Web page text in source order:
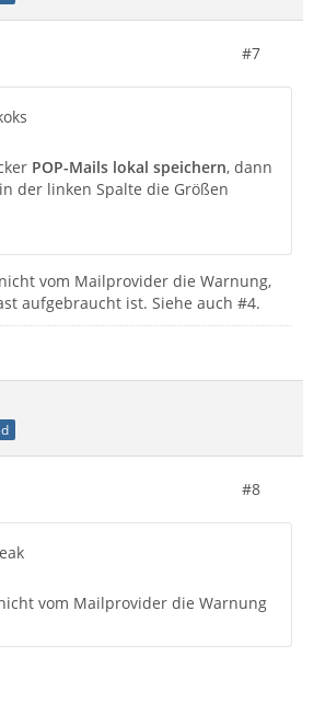
#7
POP-Mails lokal speichern, dann
der linken Spalte die Größen
vom Mailprovider die Warnung,
aufgebraucht ist. Siehe auch #4.
#8
vom Mailprovider die Warnung